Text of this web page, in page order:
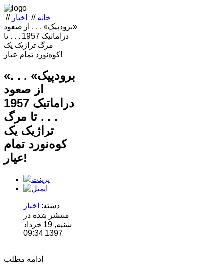
خانه // اخبار //
«برودپیک» . . . از صعود
دراماتیک 1957 . . . تا
مرگ تراژیک یک
کوه‌نورد تمام عیار!
«برودپیک» . . .
از صعود
دراماتیک 1957
. . . تا مرگ
تراژیک یک
کوه‌نورد تمام
عیار!
دسته: اخبار
منتشر شده در
شنبه, 19 خرداد
1397 09:34
ادامه مطلب: